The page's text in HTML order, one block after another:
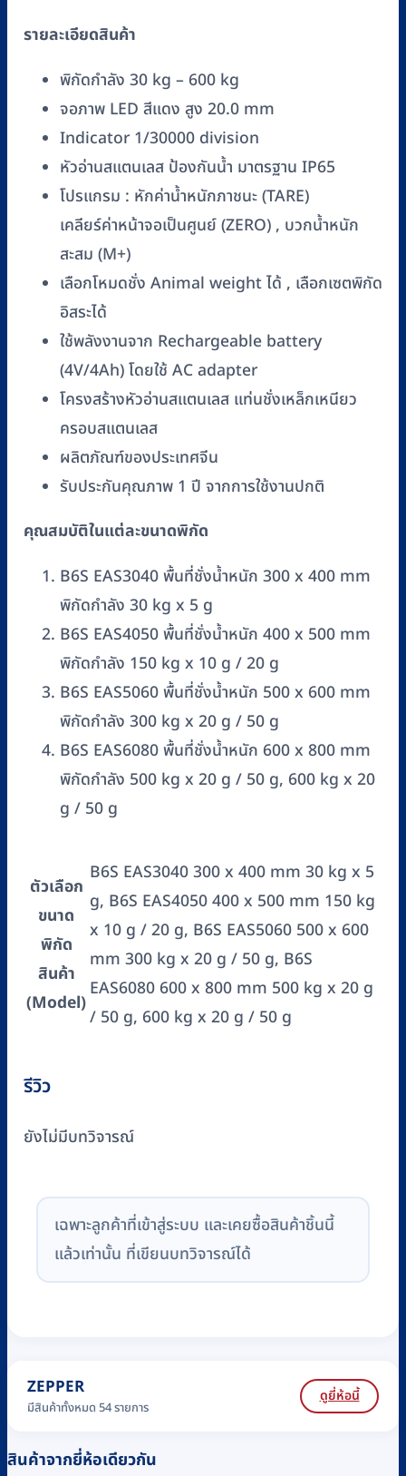
B6S
30
kg
ชิ้น
รายละเอียดสินค้า
พิกัดกำลัง 30 kg – 600 kg
จอภาพ LED สีแดง สูง 20.0 mm
Indicator 1/30000 division
หัวอ่านสแตนเลส ป้องกันน้ำ มาตรฐาน IP65
โปรแกรม : หักค่าน้ำหนักภาชนะ (TARE)
เคลียร์ค่าหน้าจอเป็นศูนย์ (ZERO) , บวกน้ำหนัก
สะสม (M+)
เลือกโหมดชั่ง Animal weight ได้ , เลือกเซตพิกัด
อิสระได้
ใช้พลังงานจาก Rechargeable battery
(4V/4Ah) โดยใช้ AC adapter
โครงสร้างหัวอ่านสแตนเลส แท่นชั่งเหล็กเหนียว
ครอบสแตนเลส
ผลิตภัณฑ์ของประเทศจีน
รับประกันคุณภาพ 1 ปี จากการใช้งานปกติ
คุณสมบัติในแต่ละขนาดพิกัด
B6S EAS3040 พื้นที่ชั่งน้ำหนัก 300 x 400 mm
พิกัดกำลัง 30 kg x 5 g
B6S EAS4050 พื้นที่ชั่งน้ำหนัก 400 x 500 mm
พิกัดกำลัง 150 kg x 10 g / 20 g
B6S EAS5060 พื้นที่ชั่งน้ำหนัก 500 x 600 mm
พิกัดกำลัง 300 kg x 20 g / 50 g
B6S EAS6080 พื้นที่ชั่งน้ำหนัก 600 x 800 mm
พิกัดกำลัง 500 kg x 20 g / 50 g, 600 kg x 20
g / 50 g
ตัวเลือก
ขนาด
พิกัด
สินค้า
(Model)
B6S EAS3040 300 x 400 mm 30 kg x 5
g, B6S EAS4050 400 x 500 mm 150 kg
x 10 g / 20 g, B6S EAS5060 500 x 600
mm 300 kg x 20 g / 50 g, B6S
EAS6080 600 x 800 mm 500 kg x 20 g
/ 50 g, 600 kg x 20 g / 50 g
รีวิว
ยังไม่มีบทวิจารณ์
เฉพาะลูกค้าที่เข้าสู่ระบบ และเคยซื้อสินค้าชิ้นนี้
แล้วเท่านั้น ที่เขียนบทวิจารณ์ได้
ZEPPER
มีสินค้าทั้งหมด 54 รายการ
ดูยี่ห้อนี้
สินค้าจากยี่ห้อเดียวกัน